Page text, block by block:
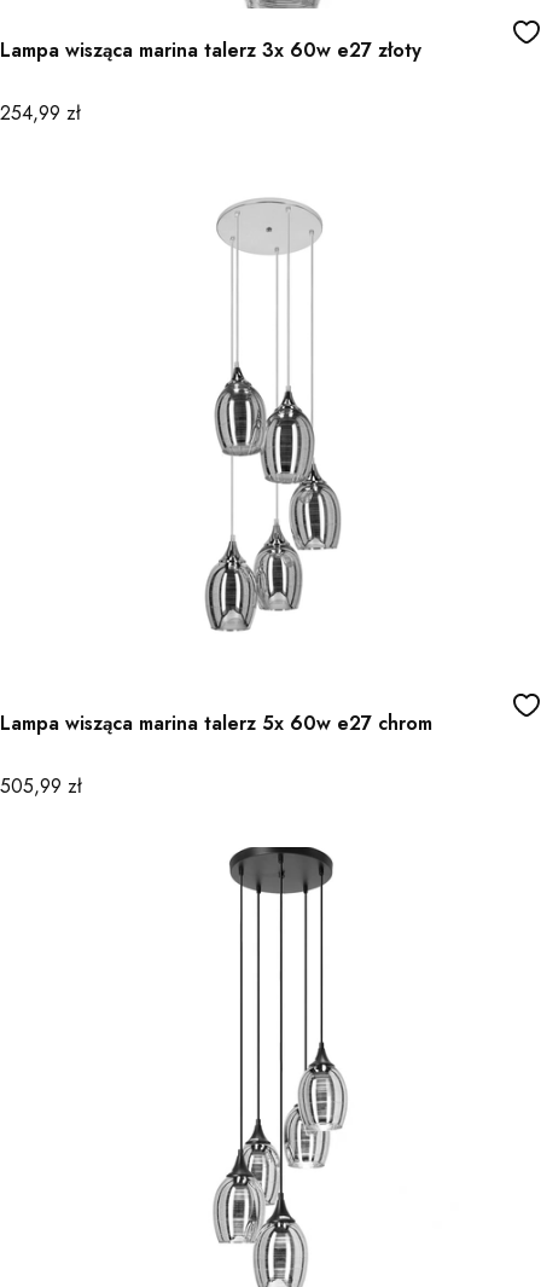
Lampa wisząca marina talerz 3x 60w e27 złoty
Cena
254,99 zł
Lampa wisząca marina talerz 5x 60w e27 chrom
Cena
505,99 zł